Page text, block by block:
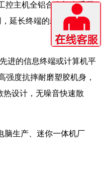
控主机全铝合金机身采用
延长终端的寿命，真正的
进的信息终端或计算机平
度抗摔耐磨塑胶机身，
设计，无噪音快速散
脑生产、迷你一体机厂